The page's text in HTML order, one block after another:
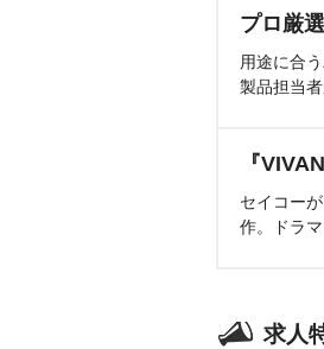
プロ厳
用途に合
製品担当
『
セイコー
作。ドラ
求人